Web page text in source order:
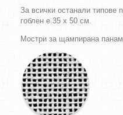
За всички останали типове
гоблен е 35 х 50 см.
Мостри за щампирана